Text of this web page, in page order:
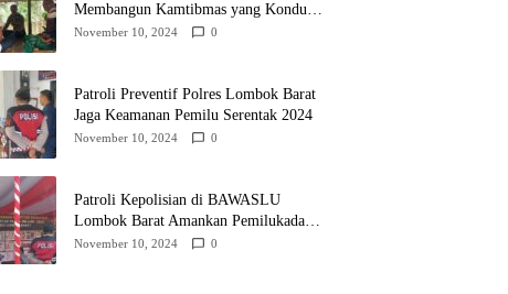
Membangun Kamtibmas yang Kondusif
untuk Pilkada 2024
November 10, 2024 0
Patroli Preventif Polres Lombok Barat
Jaga Keamanan Pemilu Serentak 2024
November 10, 2024 0
Patroli Kepolisian di BAWASLU
Lombok Barat Amankan Pemilukada
2024
November 10, 2024 0